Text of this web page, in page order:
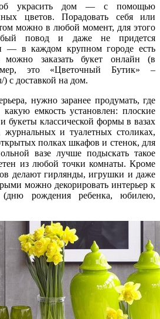
украсить дом — с помощью
цветов. Порадовать себя или
можно в любой момент, для этого
повод и даже не придется
— в каждом крупном городе есть
заказать букет онлайн (в
это «Цветочный Бутик» –
с доставкой на дом.
нужно заранее продумать, где
емкость установлен: плоские
букеты классической формы в вазах
журнальных и туалетных столиках,
полках шкафов и стенок, для
вазе лучше подыскать такое
из любой точки комнаты. Кроме
делают гирлянды, игрушки и даже
можно декорировать интерьер к
(дню рождения ребенка, юбилею,